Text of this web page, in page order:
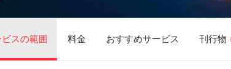
スの範囲 料金 おすすめサービス 刊行物